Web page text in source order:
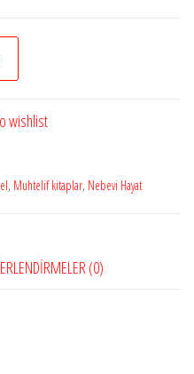
wishlist
, Muhtelif kitaplar, Nebevi Hayat
(0)